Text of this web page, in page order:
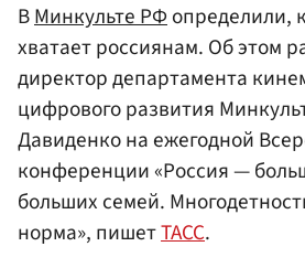
ВМинкульте РФопределили,
хватает россиянам. Об этом
директор департамента
цифрового развития
Давиденко на ежегодной
конференции «Россия —
больших семей.
норма», пишетТАСС.